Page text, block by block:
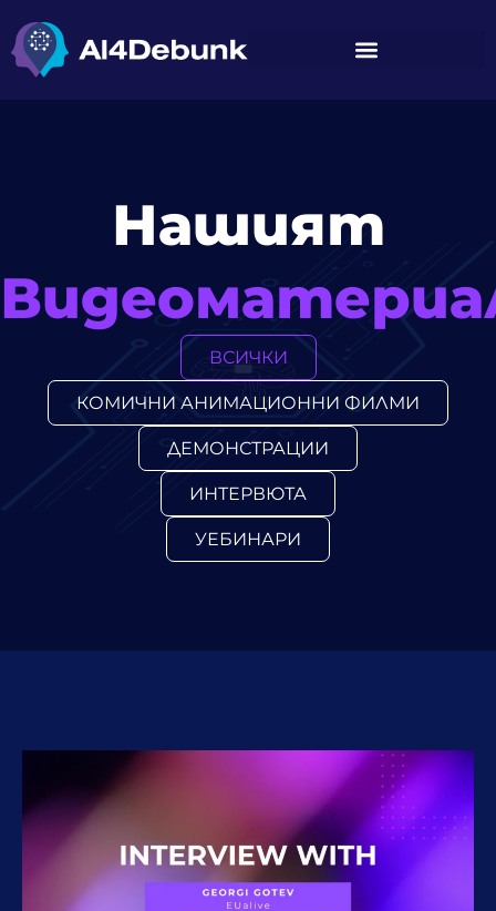
Нашият
КОМИЧНИ АНИМАЦИОННИ ФИЛМИ
ДЕМОНСТРАЦИИ
ИНТЕРВЮТА
УЕБИНАРИ
ВСИЧКИ